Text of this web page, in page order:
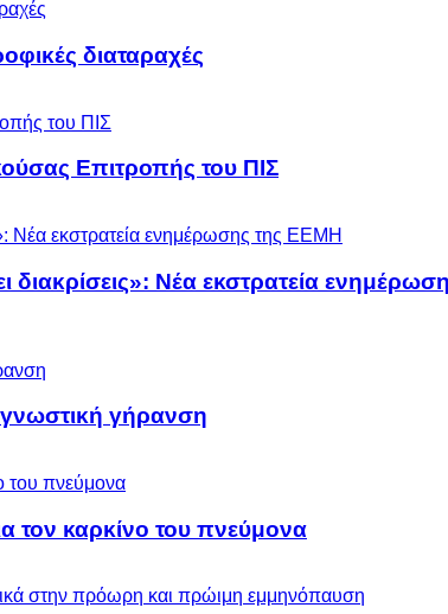
διαταραχές
Επιτροπής του ΠΙΣ
διακρίσεις»: Νέα εκστρατεία
γνωστική γήρανση
τον καρκίνο του πνεύμονα